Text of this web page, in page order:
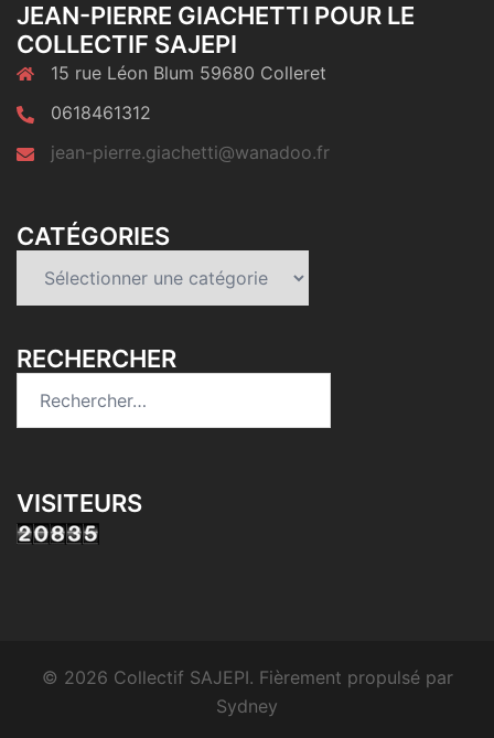
JEAN-PIERRE GIACHETTI POUR LE
COLLECTIF SAJEPI
15 rue Léon Blum 59680 Colleret
0618461312
jean-pierre.giachetti@wanadoo.fr
CATÉGORIES
RECHERCHER
VISITEURS
© 2026 Collectif SAJEPI. Fièrement propulsé par
Sydney